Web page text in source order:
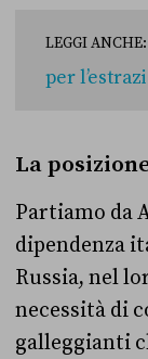
LEGGI ANCHE:
per
La
Partiamo da
dipendenza
Russia, nel
necessità di
galleggianti